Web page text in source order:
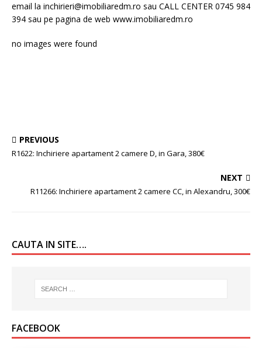
email la inchirieri@imobiliaredm.ro sau CALL CENTER 0745 984
394 sau pe pagina de web www.imobiliaredm.ro
no images were found
PREVIOUS
R1622: Inchiriere apartament 2 camere D, in Gara, 380€
NEXT
R11266: Inchiriere apartament 2 camere CC, in Alexandru, 300€
CAUTA IN SITE….
FACEBOOK